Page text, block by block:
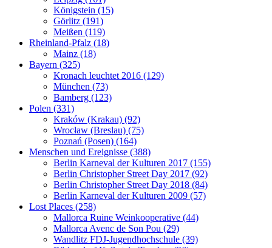
Königstein (15)
Görlitz (191)
Meißen (119)
Rheinland-Pfalz (18)
Mainz (18)
Bayern (325)
Kronach leuchtet 2016 (129)
München (73)
Bamberg (123)
Polen (331)
Kraków (Krakau) (92)
Wrocław (Breslau) (75)
Poznań (Posen) (164)
Menschen und Ereignisse (388)
Berlin Karneval der Kulturen 2017 (155)
Berlin Christopher Street Day 2017 (92)
Berlin Christopher Street Day 2018 (84)
Berlin Karneval der Kulturen 2009 (57)
Lost Places (258)
Mallorca Ruine Weinkooperative (44)
Mallorca Avenc de Son Pou (29)
Wandlitz FDJ-Jugendhochschule (39)